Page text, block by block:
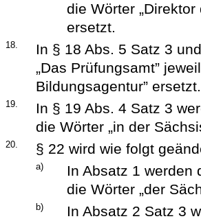
die Wörter
ersetzt.
18.
In § 18 Abs. 5 Satz 3
„Das Prüfungsamt”
Bildungsagentur” ersetzt.
19.
In § 19 Abs. 4 Satz 3
die Wörter „in der
20. § 22 wird wie folgt
a)
In Absatz 1 werden
die Wörter „der
b)
In Absatz 2 Satz 3